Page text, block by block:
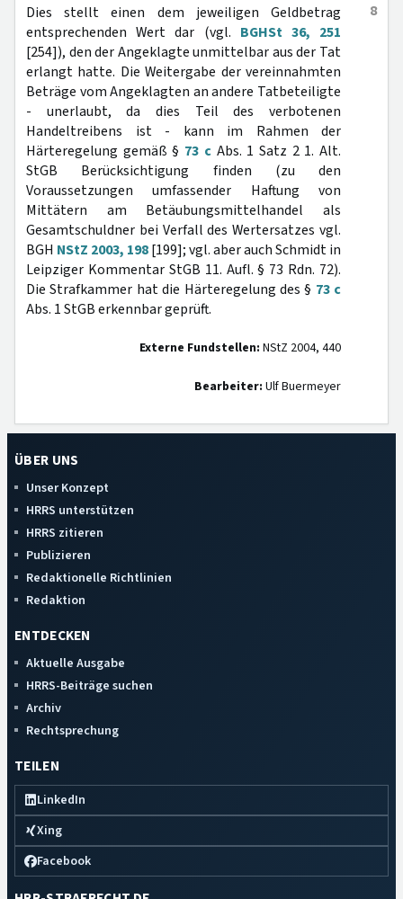
8
Dies stellt einen dem jeweiligen Geldbetrag
entsprechenden Wert dar (vgl. BGHSt 36, 251
[254]), den der Angeklagte unmittelbar aus der Tat
erlangt hatte. Die Weitergabe der vereinnahmten
Beträge vom Angeklagten an andere Tatbeteiligte
- unerlaubt, da dies Teil des verbotenen
Handeltreibens ist - kann im Rahmen der
Härteregelung gemäß § 73 cAbs. 1 Satz 2 1. Alt.
StGB Berücksichtigung finden (zu den
Voraussetzungen umfassender Haftung von
Mittätern am Betäubungsmittelhandel als
Gesamtschuldner bei Verfall des Wertersatzes vgl.
BGH NStZ 2003, 198[199]; vgl. aber auch Schmidt in
Leipziger Kommentar StGB 11. Aufl. § 73 Rdn. 72).
Die Strafkammer hat die Härteregelung des § 73 c
Abs. 1 StGB erkennbar geprüft.
Externe Fundstellen: NStZ 2004, 440
Bearbeiter: Ulf Buermeyer
ÜBER UNS
Unser Konzept
HRRS unterstützen
HRRS zitieren
Publizieren
Redaktionelle Richtlinien
Redaktion
ENTDECKEN
Aktuelle Ausgabe
HRRS-Beiträge suchen
Archiv
Rechtsprechung
TEILEN
LinkedIn
Xing
Facebook